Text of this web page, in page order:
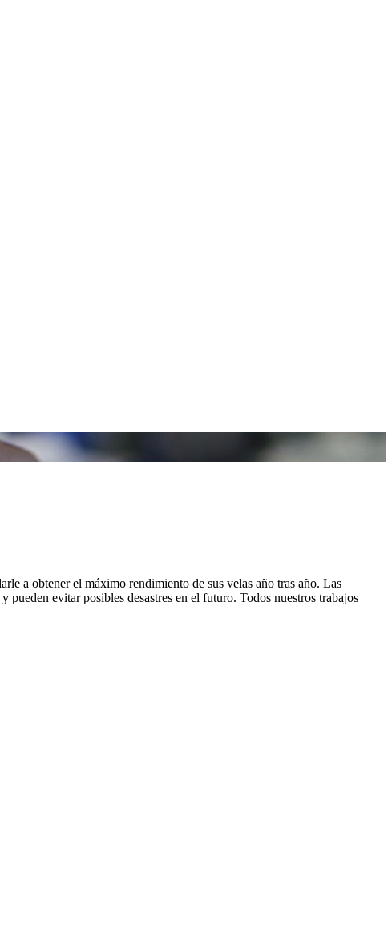
a obtener el máximo rendimiento de sus velas año tras año. Las
evitar posibles desastres en el futuro. Todos nuestros trabajos